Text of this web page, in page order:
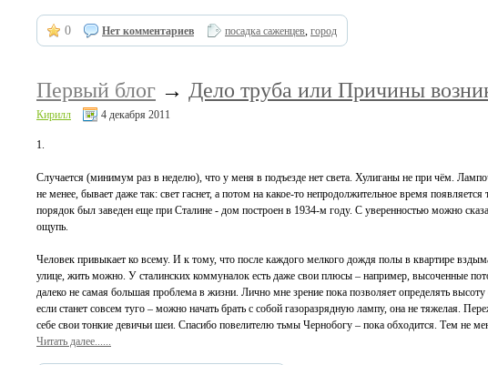
0 Нет комментариев посадка саженцев, город
Первый блог → Дело труба или Причины
Кирилл 4 декабря 2011
1.
Случается (минимум раз в неделю), что у меня в подъезде нет света. Хулиганы не при чём.
не менее, бывает даже так: свет гаснет, а потом на какое-то непродолжительное время
порядок был заведен еще при Сталине - дом построен в 1934-м году. С уверенностью можно
ощупь.
Человек привыкает ко всему. И к тому, что после каждого мелкого дождя полы в квартире
улице, жить можно. У сталинских коммуналок есть даже свои плюсы – например, высоченные
далеко не самая большая проблема в жизни. Лично мне зрение пока позволяет определять
если станет совсем туго – можно начать брать с собой газоразрядную лампу, она не тяжелая.
себе свои тонкие девичьи шеи. Спасибо повелителю тьмы Чернобогу – пока обходится. Тем не
Читать далее......